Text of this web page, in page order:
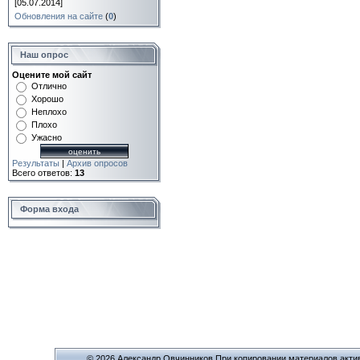
[05.07.2014]
Обновления на сайте (0)
Наш опрос
Оцените мой сайт
Отлично
Хорошо
Неплохо
Плохо
Ужасно
Результаты | Архив опросов
Всего ответов: 13
Форма входа